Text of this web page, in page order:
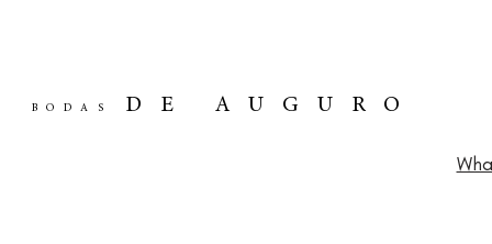
BODAS DE AUGURO